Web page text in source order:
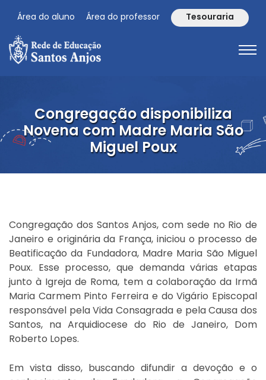
Área do aluno Área do professor Tesouraria
Congregação disponibiliza
Novena com Madre Maria São
Miguel Poux
Congregação dos Santos Anjos, com sede no Rio de
Janeiro e originária da França, iniciou o processo de
Beatificação da Fundadora, Madre Maria São Miguel
Poux. Esse processo, que demanda várias etapas
junto à Igreja de Roma, tem a colaboração da Irmã
Maria Carmem Pinto Ferreira e do Vigário Episcopal
responsável pela Vida Consagrada e pela Causa dos
Santos, na Arquidiocese do Rio de Janeiro, Dom
Roberto Lopes.
Em vista disso, buscando difundir a devoção e o